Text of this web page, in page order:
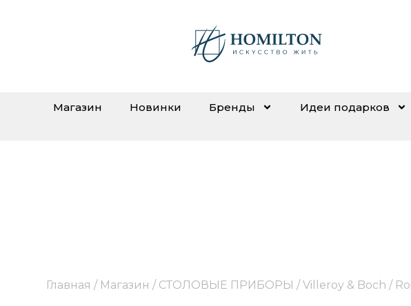
Магазин Новинки Бренды Идеи подарков
Главная / Магазин / СТОЛОВЫЕ ПРИБОРЫ /Villeroy & Boch /